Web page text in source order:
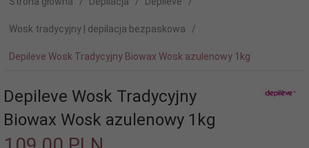
Wosk tradycyjny | depilacja bezpaskowa
Depileve Wosk Tradycyjny Biowax Wosk azulenowy 1kg
Depileve Wosk Tradycyjny
Biowax Wosk azulenowy 1kg